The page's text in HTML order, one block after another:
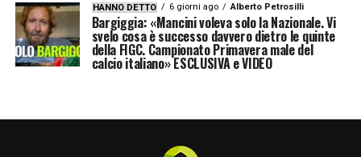
HANNO DETTO 6 giorni ago Alberto Petrosilli
Bargiggia: «Mancini voleva solo la Nazionale. Vi
svelo cosa è successo davvero dietro le quinte
della FIGC. Campionato Primavera male del
calcio italiano» ESCLUSIVA e VIDEO